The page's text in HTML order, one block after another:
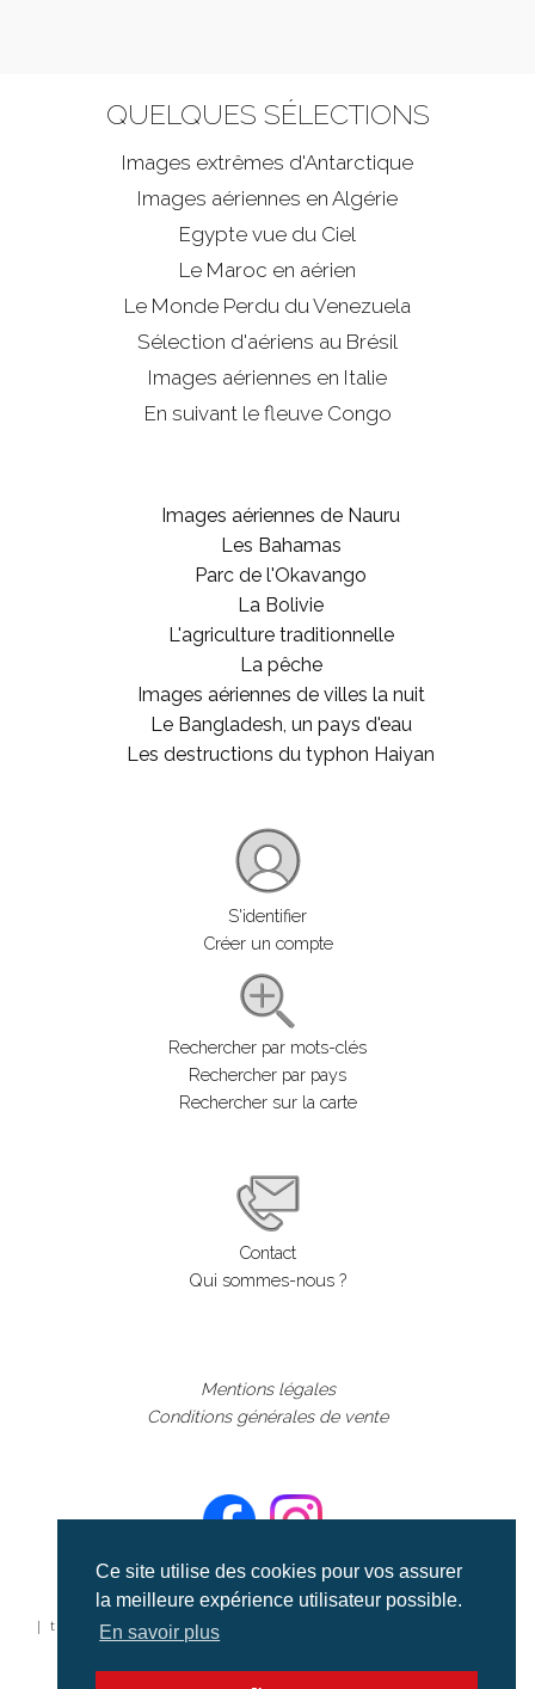
Ce site utilise des cookies pour vos assurer
la meilleure expérience utilisateur possible.
En savoir plus
QUELQUES SÉLECTIONS
Images extrêmes d'Antarctique
Images aériennes en Algérie
Egypte vue du Ciel
Le Maroc en aérien
Le Monde Perdu du Venezuela
Sélection d'aériens au Brésil
Images aériennes en Italie
En suivant le fleuve Congo
Images aériennes de Nauru
Les Bahamas
Parc de l'Okavango
La Bolivie
L'agriculture traditionnelle
La pêche
Images aériennes de villes la nuit
Le Bangladesh, un pays d'eau
Les destructions du typhon Haiyan
S'identifier
Créer un compte
Rechercher par mots-clés
Rechercher par pays
Rechercher sur la carte
Contact
Qui sommes-nous ?
Mentions légales
Conditions générales de vente
©aerialcollection marque déposée 2024
| tous droits réservés | aerialcollection.fr banque d'images
aériennes et documentaires video et cinéma |